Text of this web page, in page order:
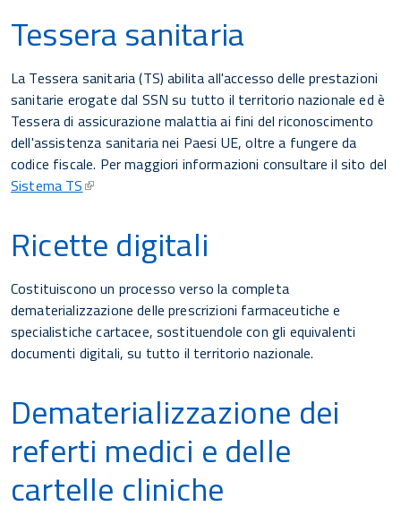
Tessera sanitaria
La Tessera sanitaria (TS) abilita all'accesso delle prestazioni
sanitarie erogate dal SSN su tutto il territorio nazionale ed è
Tessera di assicurazione malattia ai fini del riconoscimento
dell'assistenza sanitaria nei Paesi UE, oltre a fungere da
codice fiscale. Per maggiori informazioni consultare il sito del
Sistema TS
Ricette digitali
Costituiscono un processo verso la completa
dematerializzazione delle prescrizioni farmaceutiche e
specialistiche cartacee, sostituendole con gli equivalenti
documenti digitali, su tutto il territorio nazionale.
Dematerializzazione dei
referti medici e delle
cartelle cliniche